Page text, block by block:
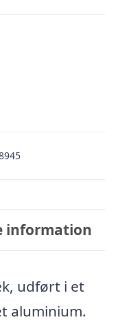
information
udført i et
aluminium.